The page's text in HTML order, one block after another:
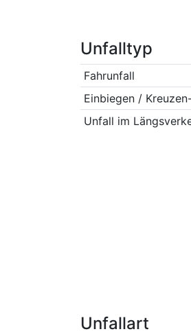
Unfalltyp
Fahrunfall
Einbiegen /
Unfall im
Unfallart